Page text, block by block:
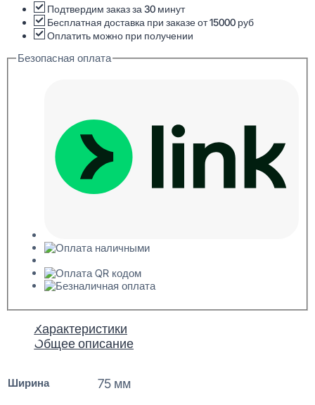
12x75x2000Подтвердим заказ за 30 минут
Бесплатная доставка при заказе от 15000 руб
Оплатить можно при получении
Безопасная оплата
Характеристики
Общее описание
Ширина 75 мм